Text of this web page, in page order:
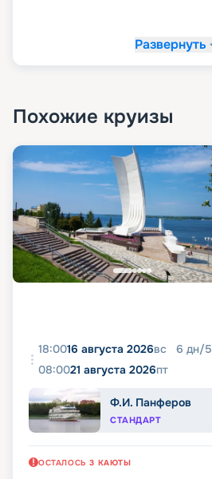
Развернуть
Похожие круизы
18:0016 августа 2026вс 6 дн/5
08:0021 августа 2026пт
Ф.И. Панферов
СТАНДАРТ
ОСТАЛОСЬ 3 КАЮТЫ